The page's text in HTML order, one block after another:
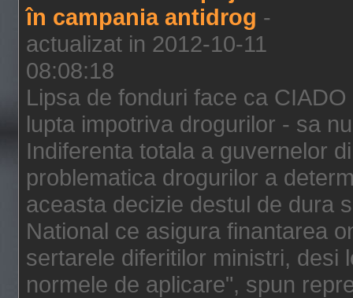
în campania antidrog -
actualizat in 2012-10-11
08:08:18
Lipsa de fonduri face ca
lupta impotriva drogurilor - sa
Indiferenta totala a guvernelor
problematica drogurilor a
aceasta decizie destul de dura
National ce asigura finantarea
sertarele diferitilor ministri, desi
normele de aplicare", spun